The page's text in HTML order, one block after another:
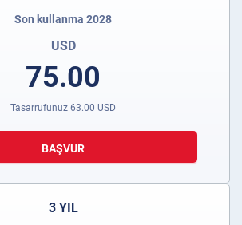
Son kullanma 2028
USD
75.00
Tasarrufunuz 63.00 USD
BAŞVUR
3 YIL